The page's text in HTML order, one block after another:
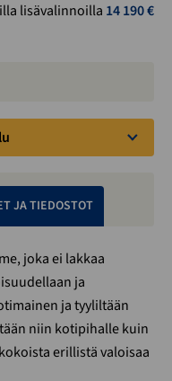
lisävalinnoilla 14 190€
JA TIEDOSTOT
joka ei lakkaa
ja
ja tyyliltään
niin kotipihalle kuin
erillistä valoisaa